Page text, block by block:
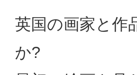
英国の画家と作
か?